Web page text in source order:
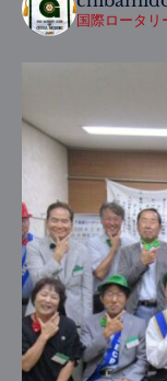
国際ロータ